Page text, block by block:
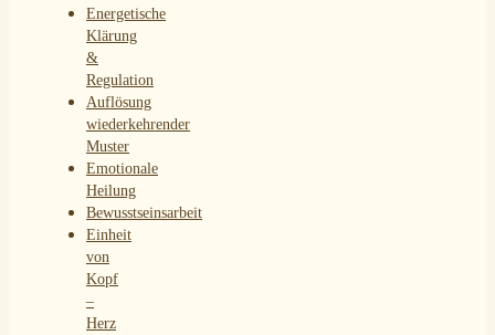
Energetische
Klärung
&
Regulation
Auflösung
wiederkehrender
Muster
Emotionale
Heilung
Bewusstseinsarbeit
Einheit
von
Kopf
–
Herz